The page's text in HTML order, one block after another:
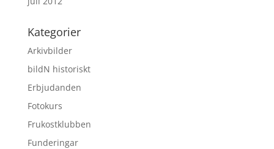
Kategorier
Arkivbilder
bildN historiskt
Erbjudanden
Fotokurs
Frukostklubben
Funderingar